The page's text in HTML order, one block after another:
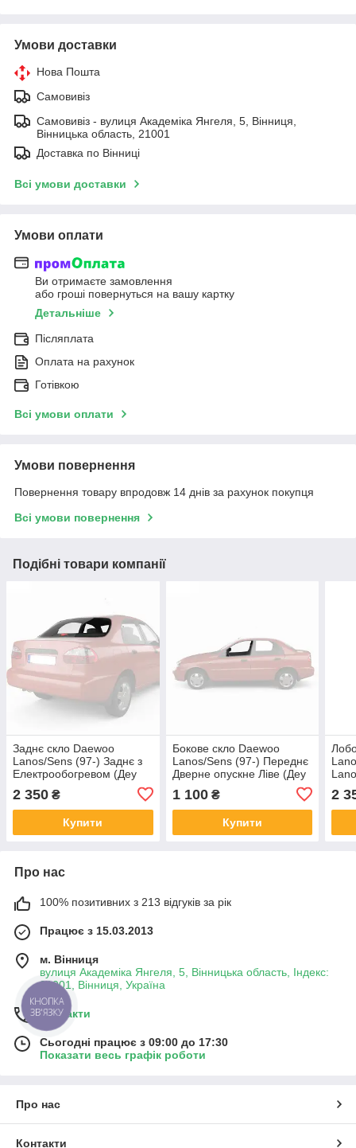
Умови доставки
Нова Пошта
Самовивіз
Самовивіз - вулиця Академіка Янгеля, 5, Вінниця,
Вінницька область, 21001
Доставка по Вінниці
Всі умови доставки
Умови оплати
Ви отримаєте замовлення
або гроші повернуться на вашу картку
Детальніше
Післяплата
Оплата на рахунок
Готівкою
Всі умови оплати
Умови повернення
Повернення товару впродовж 14 днів за рахунок покупця
Всі умови повернення
Подібні товари компанії
Заднє скло Daewoo
Lanos/Sens (97-) Заднє з
Електрообогревом (Деу
2 350 ₴
Купити
Бокове скло Daewoo
Lanos/Sens (97-) Переднє
Дверне опускне Ліве (Деу
1 100₴
Купити
2
Про нас
100% позитивних з 213 відгуків за рік
Працює з 15.03.2013
м. Вінниця
вулиця Академіка Янгеля, 5, Вінницька область, Індекс:
21001, Вінниця, Україна
Контакти
Сьогодні працює з 09:00 до 17:30
Показати весь графік роботи
Про нас
Контакти
КНОПКА
ЗВ'ЯЗКУ